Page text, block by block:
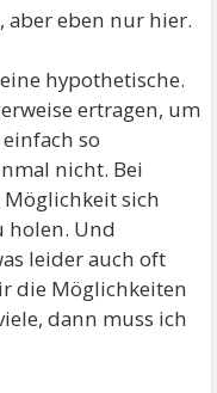
aber eben nur hier.
hypothetische.
ertragen, um
so
nicht. Bei
sich
holen. Und
leider auch oft
die Möglichkeiten
dann muss ich